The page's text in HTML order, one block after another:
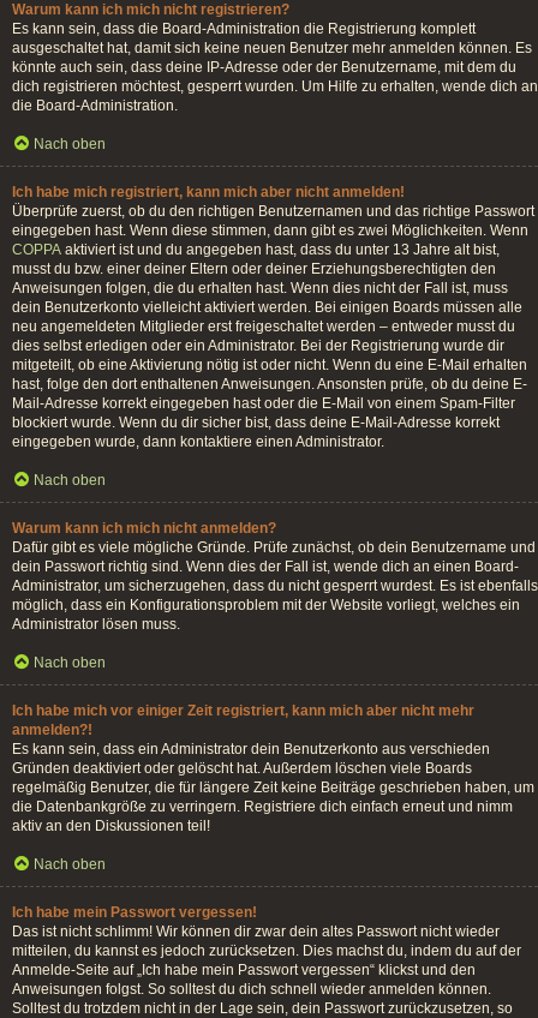
Warum kann ich mich nicht registrieren?
Es kann sein, dass die Board-Administration die Registrierung komplett
ausgeschaltet hat, damit sich keine neuen Benutzer mehr anmelden können. Es
könnte auch sein, dass deine IP-Adresse oder der Benutzername, mit dem du
dich registrieren möchtest, gesperrt wurden. Um Hilfe zu erhalten, wende dich an
die Board-Administration.
Nach oben
Ich habe mich registriert, kann mich aber nicht anmelden!
Überprüfe zuerst, ob du den richtigen Benutzernamen und das richtige Passwort
eingegeben hast. Wenn diese stimmen, dann gibt es zwei Möglichkeiten. Wenn
COPPA aktiviert ist und du angegeben hast, dass du unter 13 Jahre alt bist,
musst du bzw. einer deiner Eltern oder deiner Erziehungsberechtigten den
Anweisungen folgen, die du erhalten hast. Wenn dies nicht der Fall ist, muss
dein Benutzerkonto vielleicht aktiviert werden. Bei einigen Boards müssen alle
neu angemeldeten Mitglieder erst freigeschaltet werden – entweder musst du
dies selbst erledigen oder ein Administrator. Bei der Registrierung wurde dir
mitgeteilt, ob eine Aktivierung nötig ist oder nicht. Wenn du eine E-Mail erhalten
hast, folge den dort enthaltenen Anweisungen. Ansonsten prüfe, ob du deine E-
Mail-Adresse korrekt eingegeben hast oder die E-Mail von einem Spam-Filter
blockiert wurde. Wenn du dir sicher bist, dass deine E-Mail-Adresse korrekt
eingegeben wurde, dann kontaktiere einen Administrator.
Nach oben
Warum kann ich mich nicht anmelden?
Dafür gibt es viele mögliche Gründe. Prüfe zunächst, ob dein Benutzername und
dein Passwort richtig sind. Wenn dies der Fall ist, wende dich an einen Board-
Administrator, um sicherzugehen, dass du nicht gesperrt wurdest. Es ist ebenfalls
möglich, dass ein Konfigurationsproblem mit der Website vorliegt, welches ein
Administrator lösen muss.
Nach oben
Ich habe mich vor einiger Zeit registriert, kann mich aber nicht mehr
anmelden?!
Es kann sein, dass ein Administrator dein Benutzerkonto aus verschieden
Gründen deaktiviert oder gelöscht hat. Außerdem löschen viele Boards
regelmäßig Benutzer, die für längere Zeit keine Beiträge geschrieben haben, um
die Datenbankgröße zu verringern. Registriere dich einfach erneut und nimm
aktiv an den Diskussionen teil!
Nach oben
Ich habe mein Passwort vergessen!
Das ist nicht schlimm! Wir können dir zwar dein altes Passwort nicht wieder
mitteilen, du kannst es jedoch zurücksetzen. Dies machst du, indem du auf der
Anmelde-Seite auf „Ich habe mein Passwort vergessen“ klickst und den
Anweisungen folgst. So solltest du dich schnell wieder anmelden können.
Solltest du trotzdem nicht in der Lage sein, dein Passwort zurückzusetzen, so